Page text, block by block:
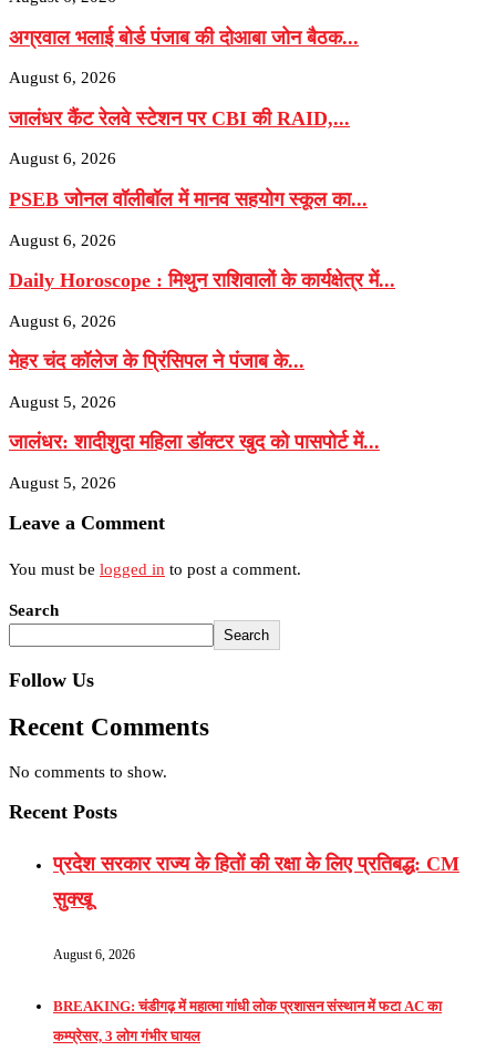
अग्रवाल भलाई बोर्ड पंजाब की दोआबा जोन बैठक...
August 6, 2026
जालंधर कैंट रेलवे स्टेशन पर CBI की RAID,...
August 6, 2026
PSEB जोनल वॉलीबॉल में मानव सहयोग स्कूल का...
August 6, 2026
Daily Horoscope : मिथुन राशिवालों के कार्यक्षेत्र में...
August 6, 2026
मेहर चंद कॉलेज के प्रिंसिपल ने पंजाब के...
August 5, 2026
जालंधर: शादीशुदा महिला डॉक्टर खुद को पासपोर्ट में...
August 5, 2026
Leave a Comment
You must be logged in to post a comment.
Search
Search
Follow Us
Recent Comments
No comments to show.
Recent Posts
प्रदेश सरकार राज्य के हितों की रक्षा के लिए प्रतिबद्ध: CM
सुक्खू
August 6, 2026
BREAKING: चंडीगढ़ में महात्मा गांधी लोक प्रशासन संस्थान में फटा AC का
कम्प्रेसर, 3 लोग गंभीर घायल